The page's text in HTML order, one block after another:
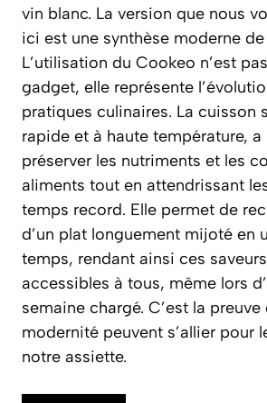
vin blanc. La version que nous
ici est une synthèse moderne
L’utilisation du Cookeo n’est
gadget, elle représente
pratiques culinaires. La cuisson
rapide et à haute température, a
préserver les nutriments et les
aliments tout en attendrissant
temps record. Elle permet de
d’un plat longuement mijoté en
temps, rendant ainsi ces
accessibles à tous, même lors
semaine chargé. C’est la
modernité peuvent s’allier pour
notre assiette.